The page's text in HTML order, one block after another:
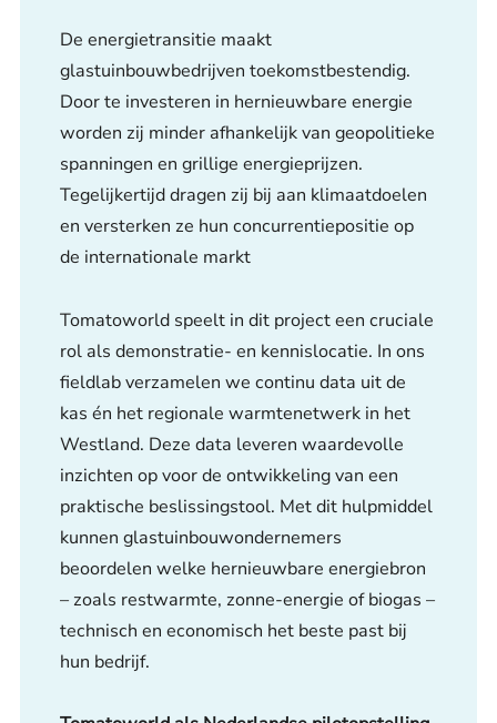
De energietransitie maakt
glastuinbouwbedrijven toekomstbestendig.
Door te investeren in hernieuwbare energie
worden zij minder afhankelijk van geopolitieke
spanningen en grillige energieprijzen.
Tegelijkertijd dragen zij bij aan klimaatdoelen
en versterken ze hun concurrentiepositie op
de internationale markt
Tomatoworld speelt in dit project een cruciale
rol als demonstratie- en kennislocatie. In ons
fieldlab verzamelen we continu data uit de
kas én het regionale warmtenetwerk in het
Westland. Deze data leveren waardevolle
inzichten op voor de ontwikkeling van een
praktische beslissingstool. Met dit hulpmiddel
kunnen glastuinbouwondernemers
beoordelen welke hernieuwbare energiebron
– zoals restwarmte, zonne-energie of biogas –
technisch en economisch het beste past bij
hun bedrijf.